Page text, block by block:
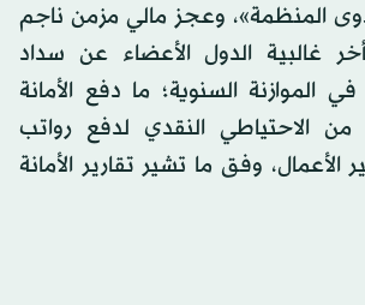
المنظمة»، وعجز مالي مزمن ناجم
غالبية الدول الأعضاء عن سداد
الموازنة السنوية؛ ما دفع الأمانة
من الاحتياطي النقدي لدفع رواتب
الأعمال، وفق ما تشير تقارير الأمانة